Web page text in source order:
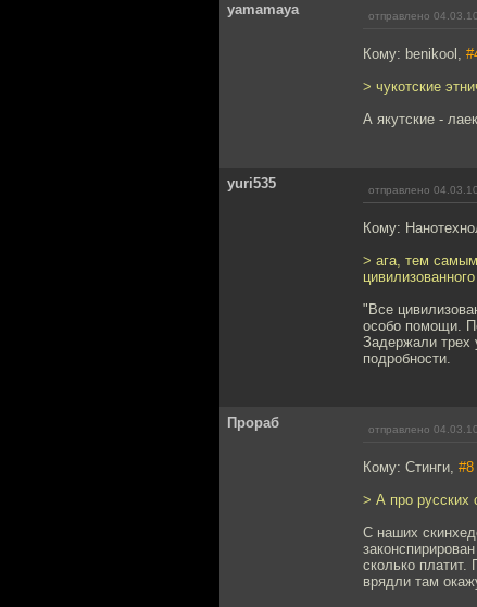
yamamaya отправлено
Кому: benikool,
> чукотские
А якутские -
yuri535 отправлено
Кому:
> ага, тем
"Все
особо помощи.
Задержали трех
подробности.
Прораб отправлено
Кому: Стинги, #8
> А про русских
С наших
сколько платит.
врядли там